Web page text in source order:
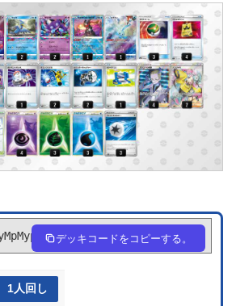
デッキコードをコピーする。
1人回し